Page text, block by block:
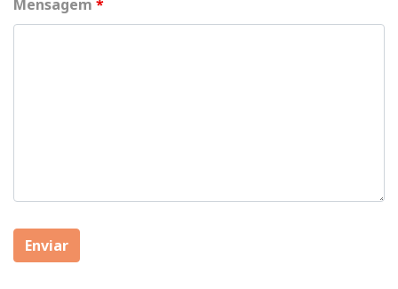
Mensagem *